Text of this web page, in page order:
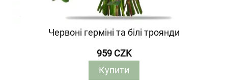
Червоні герміні та білі троянди
959 CZK
Купити